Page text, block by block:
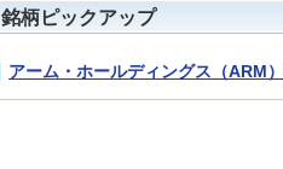
銘柄ピックアップ
アーム・ホールディングス（ARM）